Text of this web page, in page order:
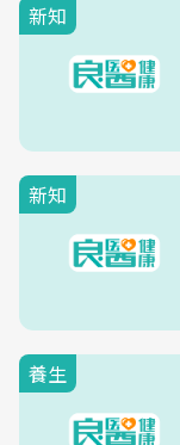
新知
新知
養生